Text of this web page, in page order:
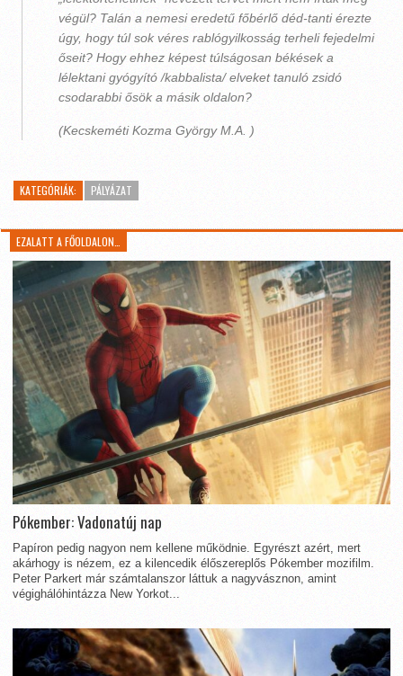
végül? Talán a nemesi eredetű főbérlő déd-tanti érezte
úgy, hogy túl sok véres rablógyilkosság terheli fejedelmi
őseit? Hogy ehhez képest túlságosan békések a
lélektani gyógyító /kabbalista/ elveket tanuló zsidó
csodarabbi ősök a másik oldalon?
(Kecskeméti Kozma György M.A. )
KATEGÓRIÁK: PÁLYÁZAT
EZALATT A FŐOLDALON…
Pókember: Vadonatúj nap
Papíron pedig nagyon nem kellene működnie. Egyrészt azért, mert
akárhogy is nézem, ez a kilencedik élőszereplős Pókember mozifilm.
Peter Parkert már számtalanszor láttuk a nagyvásznon, amint
végighálóhintázza New Yorkot...